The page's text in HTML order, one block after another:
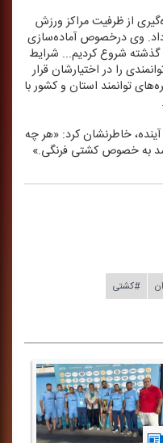
از ظرفیت مراكز ورزش
وی درخصوص آماده‌سازی
گذشته شروع كردیم... شرایط
را در اختیارشان قرار
توانمند استان و كشور با
آینده، خاطرنشان كرد: «هر چه
به خصوص كشتی فرنگی.»
#كشتی